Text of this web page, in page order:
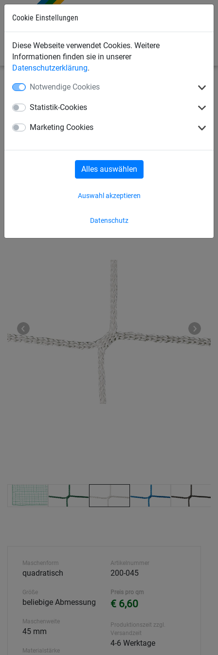
Cookie Einstellungen
Diese Webseite verwendet Cookies. Weitere
Informationen finden sie in unserer
Datenschutzerklärung.
Notwendige Cookies
Statistik-Cookies
Marketing Cookies
Datenschutz
Auswahl akzeptieren
Alles auswählen
Bauschutznetze Schutznetze und Stoppnetze
Netze in
Schutznetz aus Polypropylen
ø 2,3 mm, Maschenweite 45
mm - Nach Maß
Maschenform
quadratisch
Größe
beliebige Abmessung
Maschenweite
45 mm
Materialstärke
Artikelnummer
200-045
Preis pro qm
€ 6,60
Produktionszeit zzgl.
Versandzeit
4-6 Werktage